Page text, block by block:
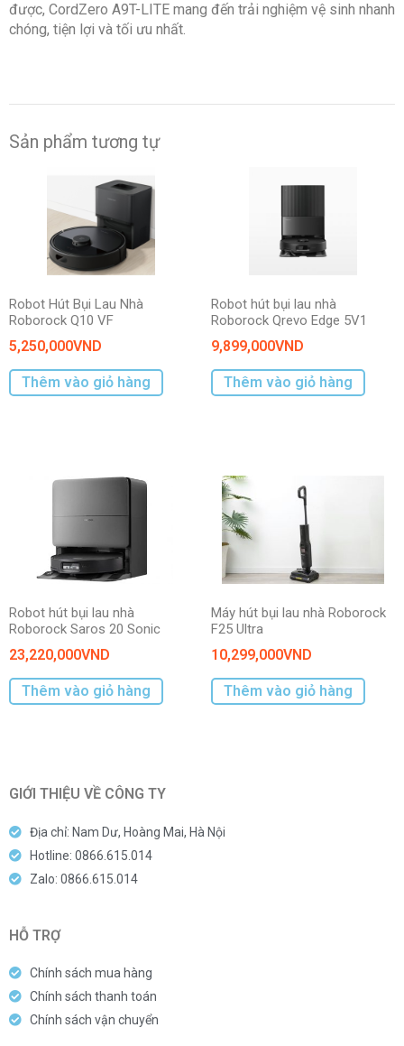
được, CordZero A9T-LITE mang đến trải nghiệm vệ sinh nhanh
chóng, tiện lợi và tối ưu nhất.
Sản phẩm tương tự
Robot Hút Bụi Lau Nhà
Roborock Q10 VF
5,250,000VND
Thêm vào giỏ hàng
Robot hút bụi lau nhà
Roborock Qrevo Edge 5V1
9,899,000VND
Thêm vào giỏ hàng
Robot hút bụi lau nhà
Roborock Saros 20 Sonic
23,220,000VND
Thêm vào giỏ hàng
Máy hút bụi lau nhà Roborock
F25 Ultra
10,299,000VND
Thêm vào giỏ hàng
GIỚI THIỆU VỀ CÔNG TY
Địa chỉ: Nam Dư, Hoàng Mai, Hà Nội
Hotline: 0866.615.014
Zalo: 0866.615.014
HỖ TRỢ
Chính sách mua hàng
Chính sách thanh toán
Chính sách vận chuyển